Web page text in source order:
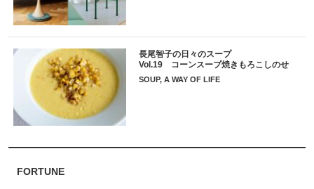
長尾智子の日々のスープ
Vol.19 コーンスープ焼きもろこしのせ
SOUP, A WAY OF LIFE
FORTUNE